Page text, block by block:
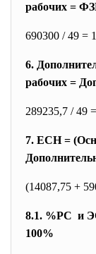
рабочих =
690300 / 49 =
6.
рабочих =
289235,7 / 49
7. ЕСН =
(14087,75 +
8.1. %РС и
100%